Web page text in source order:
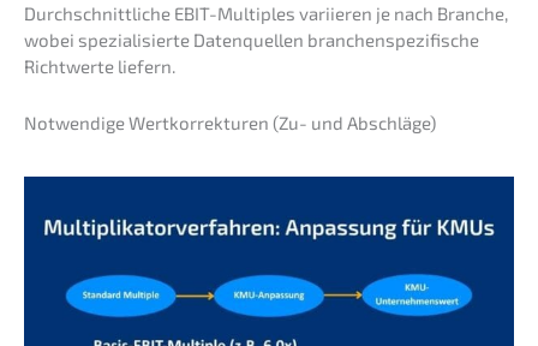
Durch­schnitt­li­che EBIT-Multi­ples variie­ren je nach Branche,
wobei spezia­li­sier­te Daten­quel­len branchen­spe­zi­fi­sche
Richt­wer­te liefern.
Notwen­di­ge Wertkor­rek­tu­ren (Zu- und Abschläge)